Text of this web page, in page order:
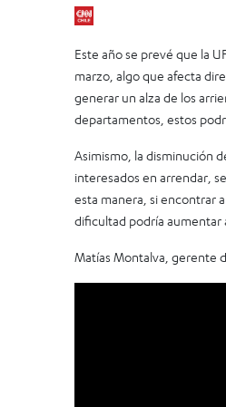
Este año se prevé que la
marzo, algo que afecta
generar un alza de los
departamentos, estos
Asimismo, la disminución
interesados en arrendar,
esta manera, si encontrar
dificultad podría aumentar
Matías Montalva, gerente